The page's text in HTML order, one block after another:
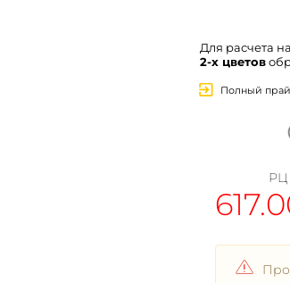
Для расчета
2-х цветов
Полный
РЦ